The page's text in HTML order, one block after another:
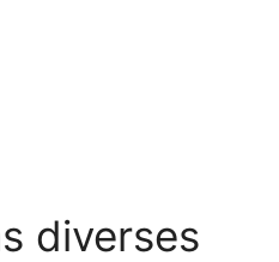
diverses